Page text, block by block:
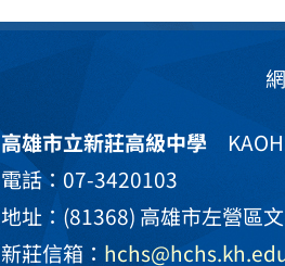
高雄市立新莊高級中學
電話：07-3420103
地址：(81368) 高雄市左營區
新莊信箱：